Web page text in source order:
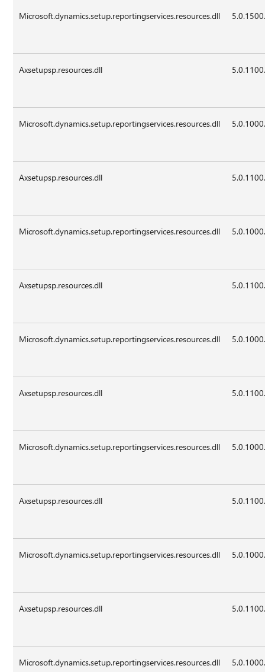
Microsoft.dynamics.setup.reportingservices.resources.dll
Axsetupsp.resources.dll
Microsoft.dynamics.setup.reportingservices.resources.dll
Axsetupsp.resources.dll
Microsoft.dynamics.setup.reportingservices.resources.dll
Axsetupsp.resources.dll
Microsoft.dynamics.setup.reportingservices.resources.dll
Axsetupsp.resources.dll
Microsoft.dynamics.setup.reportingservices.resources.dll
Axsetupsp.resources.dll
Microsoft.dynamics.setup.reportingservices.resources.dll
Axsetupsp.resources.dll
Microsoft.dynamics.setup.reportingservices.resources.dll